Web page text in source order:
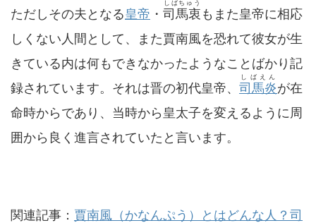
ただしその夫となる皇帝 ・ 司馬衷
しばちゅう
もまた皇帝に相応
しくない人間として、また賈南風を恐れて彼女が生
きている内は何もできなかったようなことばかり記
録されています。それは晋の初代皇帝、 司馬炎
しばえん
が在
命時からであり、当時から皇太子を変えるように周
囲から良く進言されていたと言います。
関連記事： 賈南風（かなんぷう）とはどんな人？司